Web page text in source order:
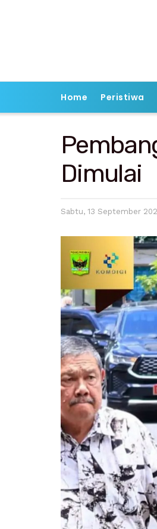
Home Peristiwa
Dimulai
Sabtu, 13 September